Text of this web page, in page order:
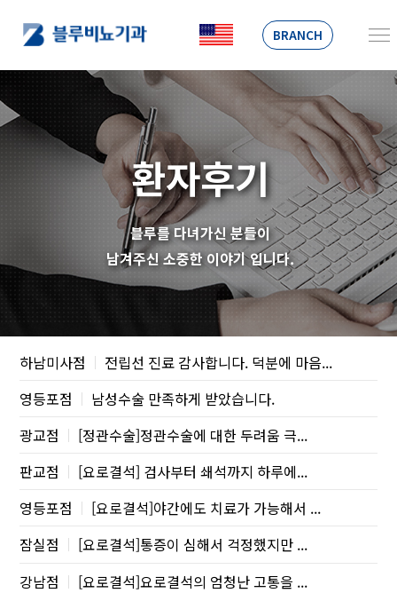
BRANCH
환자후기
블루를 다녀가신 분들이
남겨주신 소중한 이야기 입니다.
하남미사점
전립선 진료 감사합니다. 덕분에 마음...
영등포점
남성수술 만족하게 받았습니다.
광교점
[정관수술]정관수술에 대한 두려움 극...
판교점
[요로결석] 검사부터 쇄석까지 하루에...
영등포점
[요로결석]야간에도 치료가 가능해서 ...
잠실점
[요로결석]통증이 심해서 걱정했지만 ...
강남점
[요로결석]요로결석의 엄청난 고통을 ...